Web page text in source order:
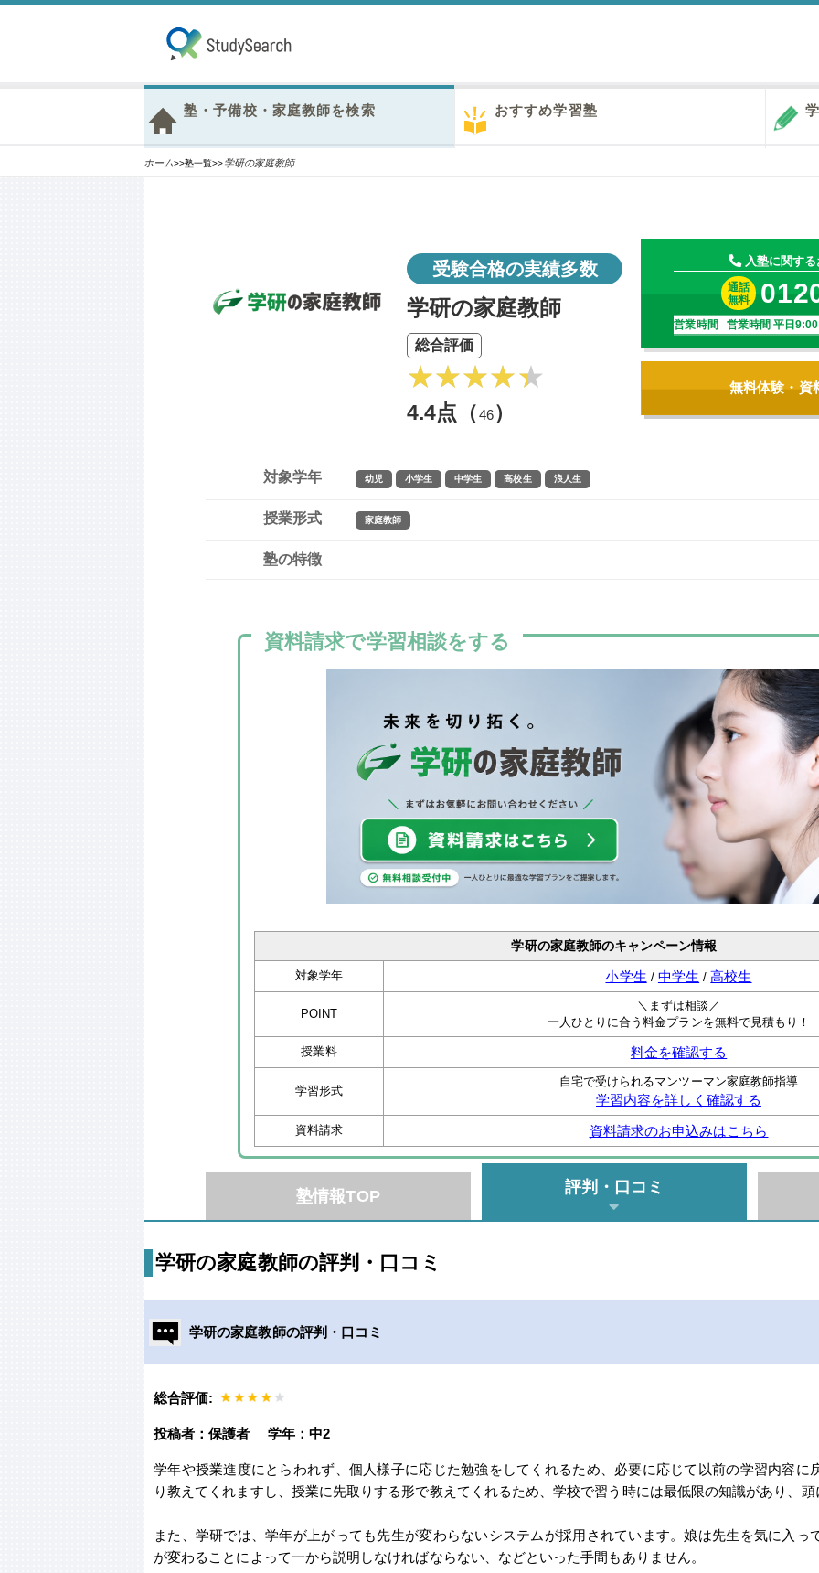
塾・予備校・家庭教師を検索 おすすめ学習塾
ホーム>>塾一覧>>学研の家庭教師
受験合格の実績多数
学研の家庭教師
総合評価
4.4点（46）
入塾に関す
通話
無料
営業時間 営業時間 平日
無料体験・資
対象学年 幼児 小学生 中学生 高校生 浪人生
授業形式 家庭教師
塾の特徴
資料請求で学習相談をする
学研の家庭教師のキャンペーン情報
対象学年 小学生 / 中学生 / 高校生
POINT
＼まずは相談／
一人ひとりに合う料金プランを無料で見積もり！
授業料 料金を確認する
学習形式
自宅で受けられるマンツーマン家庭教師指導
学習内容を詳しく確認する
資料請求 資料請求のお申込みはこちら
塾情報TOP 評判・口コミ
学研の家庭教師の評判・口コミ
学研の家庭教師の評判・口コミ
総合評価:
投稿者：保護者 学年：中2
学年や授業進度にとらわれず、個人様子に応じた勉強をしてくれるため、必要に応じて以前の学習内容に
り教えてくれますし、授業に先取りする形で教えてくれるため、学校で習う時には最低限の知識があり、
また、学研では、学年が上がっても先生が変わらないシステムが採用されています。娘は先生を気に入
が変わることによって一から説明しなければならない、などといった手間もありません。